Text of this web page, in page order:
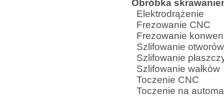
Obróbka
Elektrodrążenie
Frezowanie CNC
Frezowanie
Szlifowanie otworów
Szlifowanie
Szlifowanie wałków
Toczenie CNC
Toczenie na